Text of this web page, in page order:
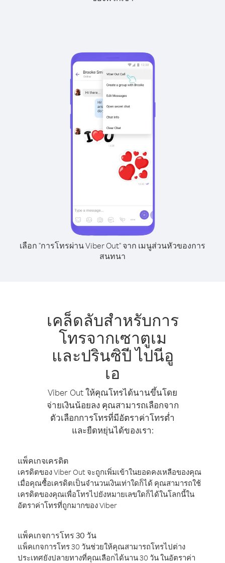
เลือก "การโทรผ่าน Viber Out" จาก เมนูส่วนหัวของการ
สนทนา
เคล็ดลับสำหรับการ
โทรจากเซาตูเม
และปรินซิปี ไปนีอู
เอ
Viber Out ให้คุณโทรได้นานขึ้นโดย
จ่ายเงินน้อยลง คุณสามารถเลือกจาก
ตัวเลือกการโทรที่มีอัตราค่าโทรต่ำ
และยืดหยุ่นได้ของเรา:
แพ็คเกจเครดิต
เครดิตของ Viber Out จะถูกเพิ่มเข้าในยอดคงเหลือของคุณ
เมื่อคุณซื้อเครดิตเป็นจำนวนเงินเท่าใดก็ได้ คุณสามารถใช้
เครดิตของคุณเพื่อโทรไปยังหมายเลขใดก็ได้ในโลกนี้ใน
อัตราค่าโทรที่ถูกมากของ Viber
แพ็คเกจการโทร 30 วัน
แพ็คเกจการโทร 30 วันช่วยให้คุณสามารถโทรไปต่าง
ประเทศยังปลายทางที่คุณเลือกได้นาน 30 วัน ในอัตราค่า